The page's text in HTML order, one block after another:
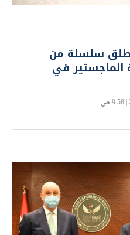
سلسلة من
الماجستير في